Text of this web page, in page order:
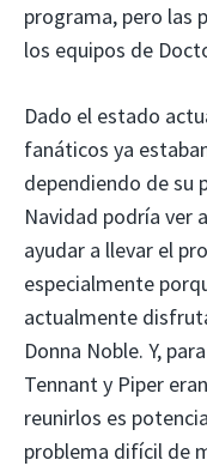
programa, pero las
los equipos de
Dado el estado
fanáticos ya
dependiendo de su
Navidad podría ver
ayudar a llevar el
especialmente
actualmente
Donna Noble. Y,
Tennant y Piper
reunirlos es
problema difícil de